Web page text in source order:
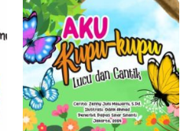
Add to
wishlist